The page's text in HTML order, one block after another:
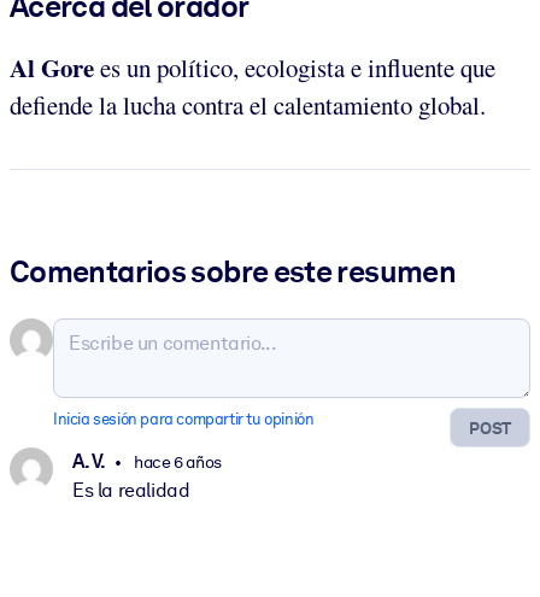
Al Gorees un político, ecologista e influente que
defiende la lucha contra el calentamiento global.
Comentarios sobre este resumen
POST
Inicia sesión para compartir tu opinión
A. V. hace 6 años
Es la realidad